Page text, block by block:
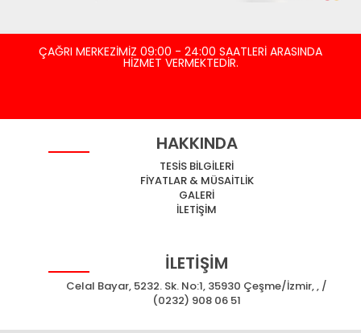
ÇAĞRI MERKEZİMİZ 09:00 - 24:00 SAATLERİ ARASINDA
HİZMET VERMEKTEDİR.
HAKKINDA
TESİS BİLGİLERİ
FİYATLAR & MÜSAİTLİK
GALERİ
İLETİŞİM
İLETİŞİM
Celal Bayar, 5232. Sk. No:1, 35930 Çeşme/İzmir, , /
(0232) 908 06 51